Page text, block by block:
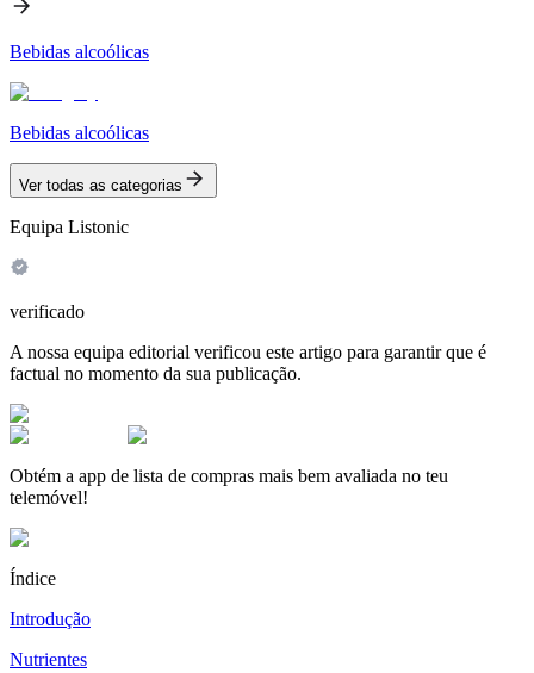
Bebidas alcoólicas
Bebidas alcoólicas
Ver todas as categorias
Equipa Listonic
verificado
A nossa equipa editorial verificou este artigo para garantir que é
factual no momento da sua publicação.
Obtém a app de lista de compras mais bem avaliada no teu
telemóvel!
Índice
Introdução
Nutrientes